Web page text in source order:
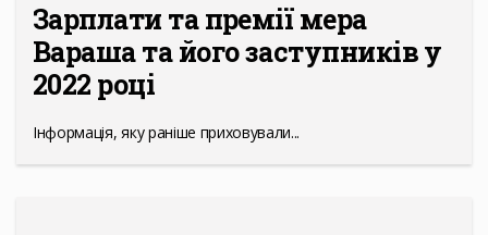
Зарплати та премії мера
Вараша та його заступників у
2022 році
Інформація, яку раніше приховували...